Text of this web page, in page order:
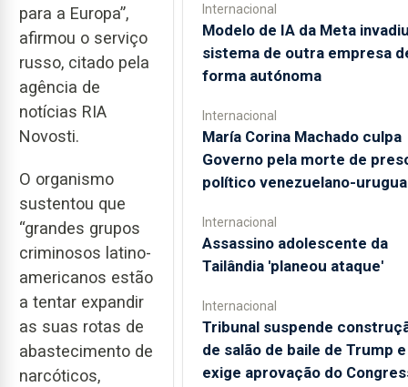
para a Europa”,
afirmou o serviço
russo, citado pela
agência de
notícias RIA
Novosti.
O organismo
sustentou que
“grandes grupos
criminosos latino-
americanos estão
a tentar expandir
as suas rotas de
abastecimento de
narcóticos,
Internacional
Modelo de IA da Meta
sistema de outra empresa
forma autónoma
Internacional
María Corina Machado culpa
Governo pela morte de
político venezuelano-
Internacional
Assassino adolescente da
Tailândia 'planeou ataque'
Internacional
Tribunal suspende
de salão de baile de Trump e
exige aprovação do